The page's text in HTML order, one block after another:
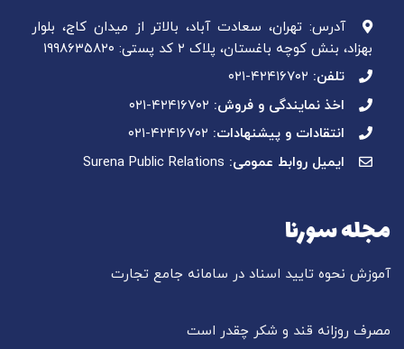
آدرس: تهران، سعادت آباد، بالاتر از میدان کاج، بلوار
بهزاد، بنش کوچه باغستان، پلاک ۲ کد پستی: ۱۹۹۸۶۳۵۸۲۰
تلفن: ۰۲۱-۴۲۴۱۶۷۰۲
اخذ نمایندگی و فروش: ۰۲۱-۴۲۴۱۶۷۰۲
انتقادات و پیشنهادات: ۰۲۱-۴۲۴۱۶۷۰۲
ایمیل روابط عمومی: Surena Public Relations
مجله سورنا
آموزش نحوه تایید اسناد در سامانه جامع تجارت
مصرف روزانه قند و شکر چقدر است